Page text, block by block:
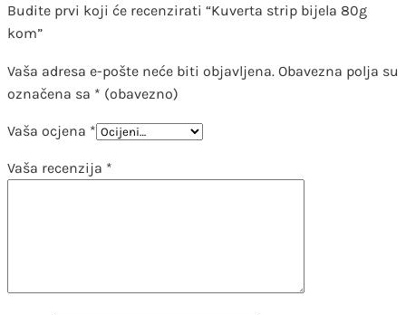
Budite prvi koji će recenzirati “Kuverta strip bijela 80g
kom”
Vaša adresa e-pošte neće biti objavljena. Obavezna polja su
označena sa * (obavezno)
Vaša ocjena *
Vaša recenzija *